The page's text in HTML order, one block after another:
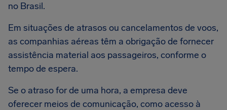
no Brasil.
Em situações de atrasos ou cancelamentos de voos,
as companhias aéreas têm a obrigação de fornecer
assistência material aos passageiros, conforme o
tempo de espera.
Se o atraso for de uma hora, a empresa deve
oferecer meios de comunicação, como acesso à